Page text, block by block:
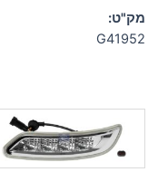
מק"ט:
G41952